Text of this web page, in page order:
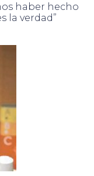
haber hecho
la verdad”